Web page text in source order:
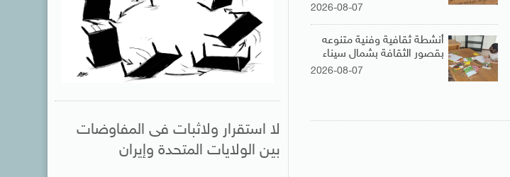
2026-08-07
أنشطة ثقافية وفنية متنوعه
بقصور الثقافة بشمال سيناء
2026-08-07
لا استقرار ولاثبات فى المفاوضات
بين الولايات المتحدة وإيران